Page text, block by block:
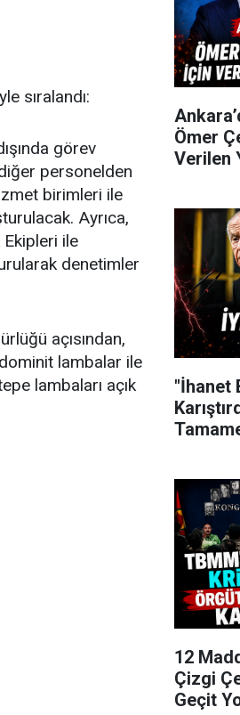
sıralandı:
görev
personelden
birimleri ile
Ayrıca,
ile
denetimler
açısından,
lambalar ile
lambaları açık
Ömer
Verilen
"İhanet
12
Çizgi
Geçit